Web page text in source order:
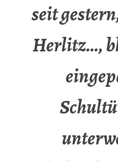
seit
Herlitz…,